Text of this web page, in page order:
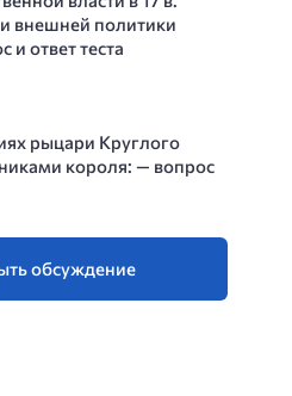
внешней политики
и ответ теста
рыцари Круглого
короля: — вопрос
обсуждение